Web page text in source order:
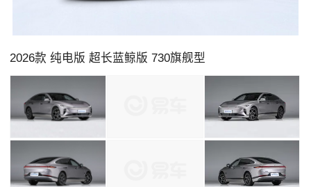
2026款 纯电版 超长蓝鲸版 730旗舰型